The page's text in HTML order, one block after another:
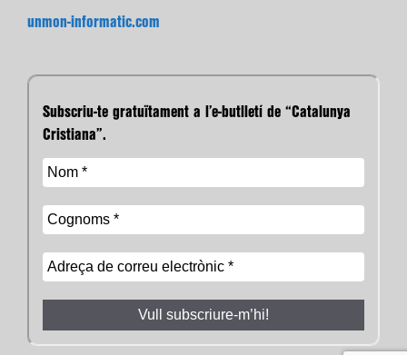
unmon-informatic.com
Subscriu-te gratuïtament a l’e-butlletí de “Catalunya
Cristiana”.